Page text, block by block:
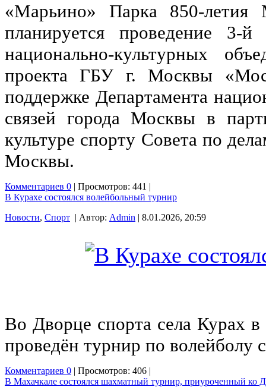
«Марьино» Парка 850-
планируется проведение 3-
национально-культурных
проекта ГБУ г. Москвы
поддержке Департамента
связей города Москвы в
культуре спорту Совета по
Москвы.
Комментариев 0 | Просмотров: 441 |
В Курахе состоялся волейбольный турнир
Новости, Спорт | Автор: Admin | 8.01.2026, 20:59
Во Дворце спорта села Курах
проведён турнир по волейболу
Комментариев 0 | Просмотров: 406 |
В Махачкале состоялся шахматный турнир, приуроченный ко